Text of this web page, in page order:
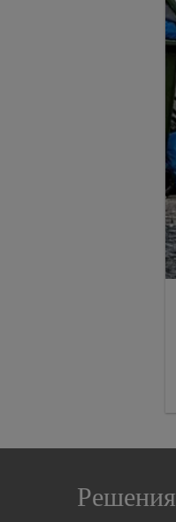
Решения